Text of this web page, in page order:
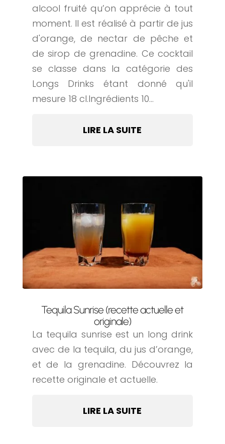
alcool fruité qu’on apprécie à tout
moment. Il est réalisé à partir de jus
d'orange, de nectar de pêche et
de sirop de grenadine. Ce cocktail
se classe dans la catégorie des
Longs Drinks étant donné qu'il
mesure 18 cl.Ingrédients 10...
LIRE LA SUITE
Tequila Sunrise (recette actuelle et
originale)
La tequila sunrise est un long drink
avec de la tequila, du jus d’orange,
et de la grenadine. Découvrez la
recette originale et actuelle.
LIRE LA SUITE